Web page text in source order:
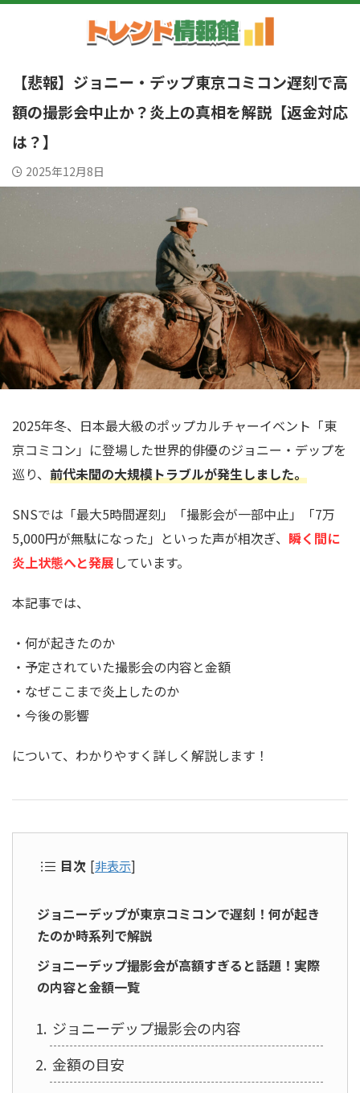
【悲報】ジョニー・デップ東京コミコン遅刻で高
額の撮影会中止か？炎上の真相を解説【返金対応
は？】
2025年12月8日
2025年冬、日本最大級のポップカルチャーイベント「東
京コミコン」に登場した世界的俳優のジョニー・デップを
巡り、 前代未聞の大規模トラブルが発生しました。
SNSでは「最大5時間遅刻」「撮影会が一部中止」「7万
5,000円が無駄になった」といった声が相次ぎ、 瞬く間に
炎上状態へと発展しています。
本記事では、
・何が起きたのか
・予定されていた撮影会の内容と金額
・なぜここまで炎上したのか
・今後の影響
について、わかりやすく詳しく解説します！
目次 [非表示]
ジョニーデップが東京コミコンで遅刻！何が起き
たのか時系列で解説
ジョニーデップ撮影会が高額すぎると話題！実際
の内容と金額一覧
ジョニーデップ撮影会の内容
金額の目安